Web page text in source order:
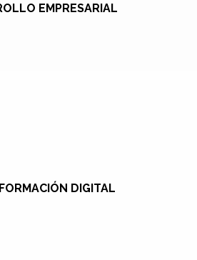
EMPRESARIAL
DIGITAL